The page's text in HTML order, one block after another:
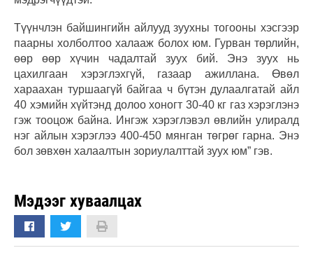
Түүнчлэн байшингийн айлууд зуухны тогооны хэсгээр
паарны холболтоо халааж болох юм. Гурван төрлийн,
өөр өөр хүчин чадалтай зуух бий. Энэ зуух нь
цахилгаан хэрэглэхгүй, газаар ажиллана. Өвөл
хараахан туршаагүй байгаа ч бүтэн дулаалгатай айл
40 хэмийн хүйтэнд долоо хоногт 30-40 кг газ хэрэглэнэ
гэж тооцож байна. Ингэж хэрэглэвэл өвлийн улиралд
нэг айлын хэрэглээ 400-450 мянган төгрөг гарна. Энэ
бол зөвхөн халаалтын зориулалттай зуух юм” гэв.
Мэдээг хуваалцах